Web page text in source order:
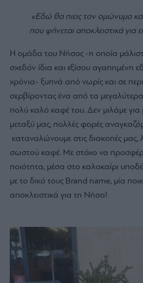
«Εδώ θα πιεις τον ομώνυμο
που ψήνεται αποκλειστικά για
Η ομάδα του Nήσος -η οποία
σχεδόν ίδια και εξίσου αγαπημένη
χρόνια- ξυπνά από νωρίς και σε
σερβίροντας ένα από τα
πολύ καλό καφέ του. Δεν μιλάμε για
μεταξύ μας, πολλές φορές
καταναλώνουμε στις διακοπές μας,
σωστού καφέ. Με στόχο να
ποιότητα, μέσα στο καλοκαίρι
με το δικό τους Brand name, μία
αποκλειστικά για τη Νήσο!